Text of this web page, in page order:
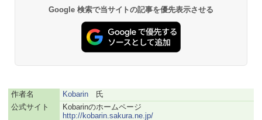
1冊ですべて身につくHTML & CSSとWe
bデザイン入門講座［第2版］
ClaudeCode いちばんやさしい 教科書:
非エンジニア 初心者 素人 でも安心 使い
￥16,980
Kindle Paperwhite シグニチャーエディ
ブラック
￥27,980
Google 検索で当サイトの記事を優先表示させる
作者名 Kobarin氏
公式サイト
Kobarinのホームページ
http://kobarin.sakura.ne.jp/